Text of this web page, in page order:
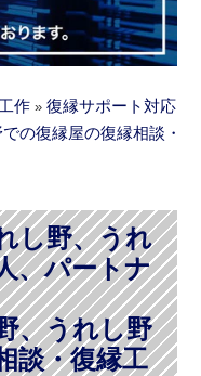
作 » 復縁サポート対応
の復縁屋の復縁相談・
し野、うれ
、パートナ
、うれし野
談・復縁工